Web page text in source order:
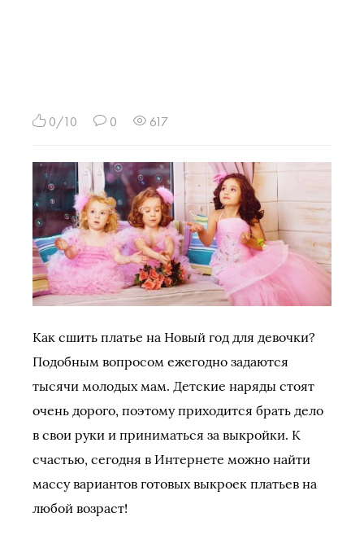
0/10 0 617
Как сшить платье на Новый год для девочки?
Подобным вопросом ежегодно задаются
тысячи молодых мам. Детские наряды стоят
очень дорого, поэтому приходится брать дело
в свои руки и приниматься за выкройки. К
счастью, сегодня в Интернете можно найти
массу вариантов готовых выкроек платьев на
любой возраст!